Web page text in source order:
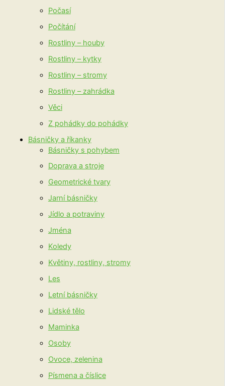
Počasí
Počítání
Rostliny – houby
Rostliny – kytky
Rostliny – stromy
Rostliny – zahrádka
Věci
Z pohádky do pohádky
Básničky a říkanky
Básničky s pohybem
Doprava a stroje
Geometrické tvary
Jarní básničky
Jídlo a potraviny
Jména
Koledy
Květiny, rostliny, stromy
Les
Letní básničky
Lidské tělo
Maminka
Osoby
Ovoce, zelenina
Písmena a číslice